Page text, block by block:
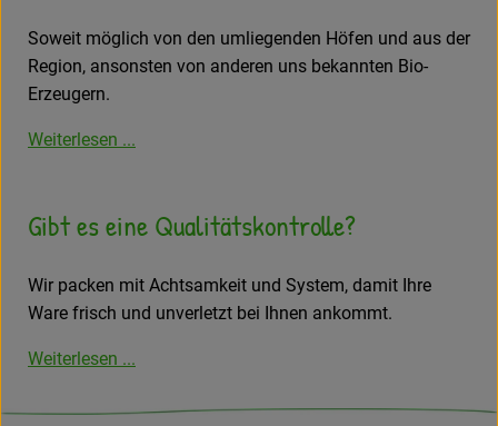
Soweit möglich von den umliegenden Höfen und aus der
Region, ansonsten von anderen uns bekannten Bio-
Erzeugern.
Weiterlesen ...
Gibt es eine Qualitätskontrolle?
Wir packen mit Achtsamkeit und System, damit Ihre
Ware frisch und unverletzt bei Ihnen ankommt.
Weiterlesen ...